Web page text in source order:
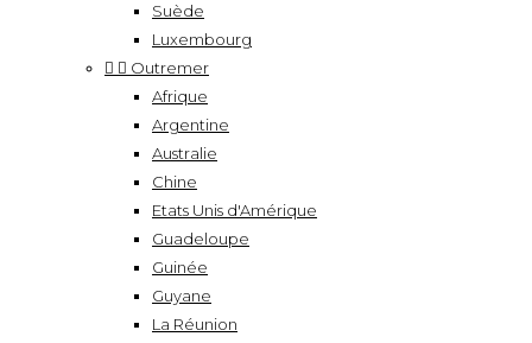
Suède
Luxembourg
  Outremer
Afrique
Argentine
Australie
Chine
Etats Unis d'Amérique
Guadeloupe
Guinée
Guyane
La Réunion